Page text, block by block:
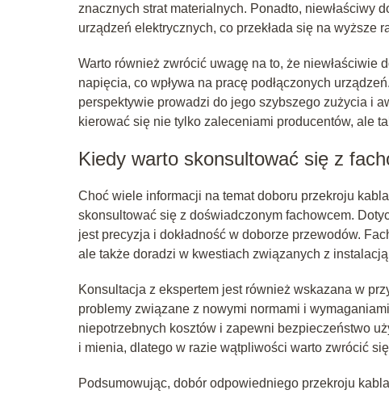
znacznych strat materialnych. Ponadto, niewłaściwy
urządzeń elektrycznych, co przekłada się na wyższe
Warto również zwrócić uwagę na to, że niewłaściwie
napięcia, co wpływa na pracę podłączonych
perspektywie prowadzi do jego szybszego zużycia i
kierować się nie tylko zaleceniami producentów, ale
Kiedy warto skonsultować się z
Choć wiele informacji na temat doboru przekroju
skonsultować się z doświadczonym fachowcem.
jest precyzja i dokładność w doborze przewodów.
ale także doradzi w kwestiach związanych z
Konsultacja z ekspertem jest również wskazana w
problemy związane z nowymi normami i
niepotrzebnych kosztów i zapewni bezpieczeństwo
i mienia, dlatego w razie wątpliwości warto zwrócić
Podsumowując, dobór odpowiedniego przekroju